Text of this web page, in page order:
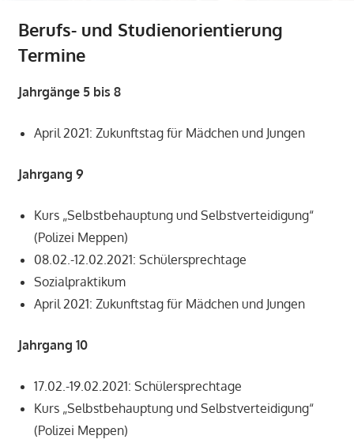
Berufs- und Studienorientierung
Termine
Jahrgänge 5 bis 8
April 2021: Zukunftstag für Mädchen und Jungen
Jahrgang 9
Kurs „Selbstbehauptung und Selbstverteidigung“
(Polizei Meppen)
08.02.-12.02.2021: Schülersprechtage
Sozialpraktikum
April 2021: Zukunftstag für Mädchen und Jungen
Jahrgang 10
17.02.-19.02.2021: Schülersprechtage
Kurs „Selbstbehauptung und Selbstverteidigung“
(Polizei Meppen)